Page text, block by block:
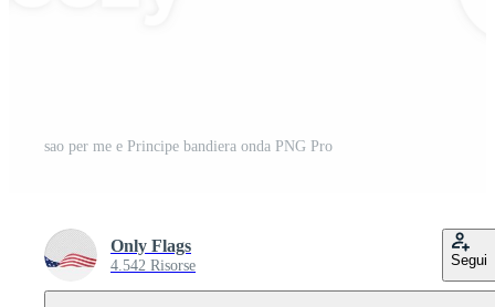
sao per me e Principe bandiera onda PNG Pro
Only Flags
4.542 Risorse Segui